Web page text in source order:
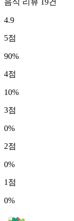
4.9
5점
90%
4점
10%
3점
0%
2점
0%
1 점
0%